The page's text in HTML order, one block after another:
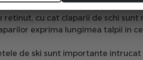
retinut, cu cat claparii de schi sunt
exprima lungimea talpii in
de ski sunt importante intrucat